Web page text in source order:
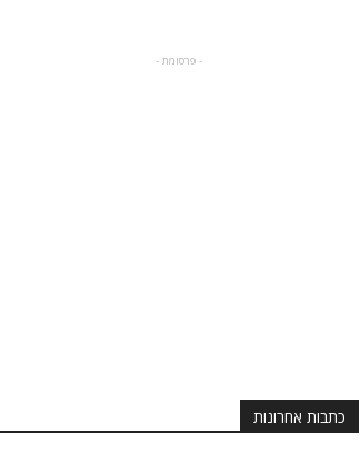
- פרסומת -
כתבות אחרונות